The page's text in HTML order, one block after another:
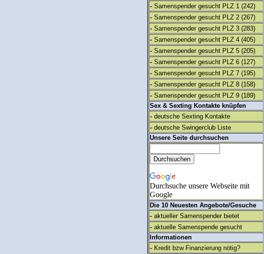
- Samenspender gesucht PLZ 1 (242)
- Samenspender gesucht PLZ 2 (267)
- Samenspender gesucht PLZ 3 (283)
- Samenspender gesucht PLZ 4 (405)
- Samenspender gesucht PLZ 5 (205)
- Samenspender gesucht PLZ 6 (127)
- Samenspender gesucht PLZ 7 (195)
- Samenspender gesucht PLZ 8 (158)
- Samenspender gesucht PLZ 9 (189)
Sex & Sexting Kontakte knüpfen
- deutsche Sexting Kontakte
- deutsche Swingerclub Liste
Unsere Seite durchsuchen
Durchsuche unsere Webseite mit
Google
Die 10 Neuesten Angebote/Gesuche
- aktueller Samenspender bietet
- aktuelle Samenspende gesucht
Informationen
- Kredit bzw Finanzierung nötig?